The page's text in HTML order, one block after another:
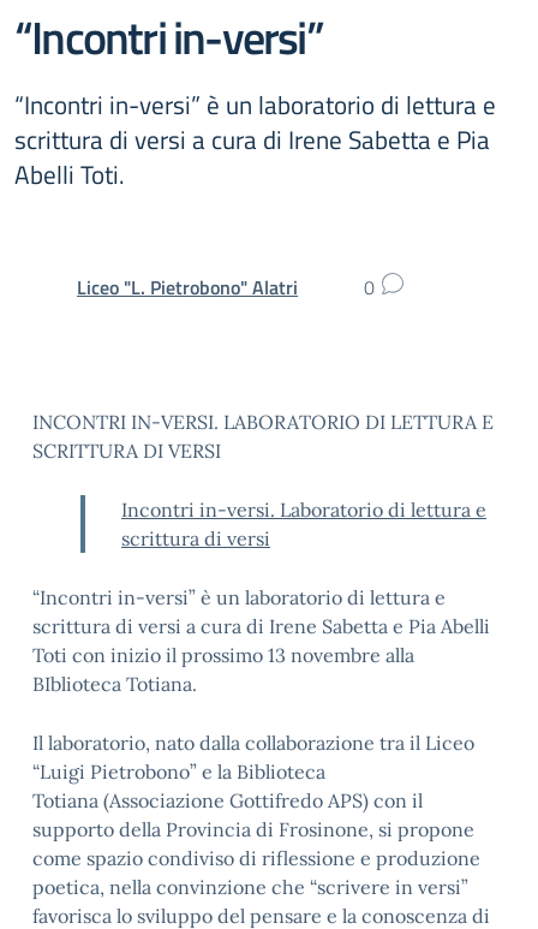
“Incontri in-versi”
“Incontri in-versi” è un laboratorio di lettura e
scrittura di versi a cura di Irene Sabetta e Pia
Abelli Toti.
Liceo "L. Pietrobono" Alatri 0
INCONTRI IN-VERSI. LABORATORIO DI LETTURA E
SCRITTURA DI VERSI
Incontri in-versi. Laboratorio di lettura e
scrittura di versi
“Incontri in-versi” è un laboratorio di lettura e
scrittura di versi a cura di Irene Sabetta e Pia Abelli
Toti con inizio il prossimo 13 novembre alla
BIblioteca Totiana.
Il laboratorio, nato dalla collaborazione tra il Liceo
“Luigi Pietrobono” e la Biblioteca
Totiana (Associazione Gottifredo APS) con il
supporto della Provincia di Frosinone, si propone
come spazio condiviso di riflessione e produzione
poetica, nella convinzione che “scrivere in versi”
favorisca lo sviluppo del pensare e la conoscenza di